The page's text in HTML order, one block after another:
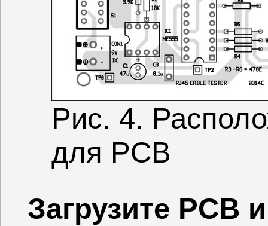
Рис. 4.
для PCB
Загрузите PCB